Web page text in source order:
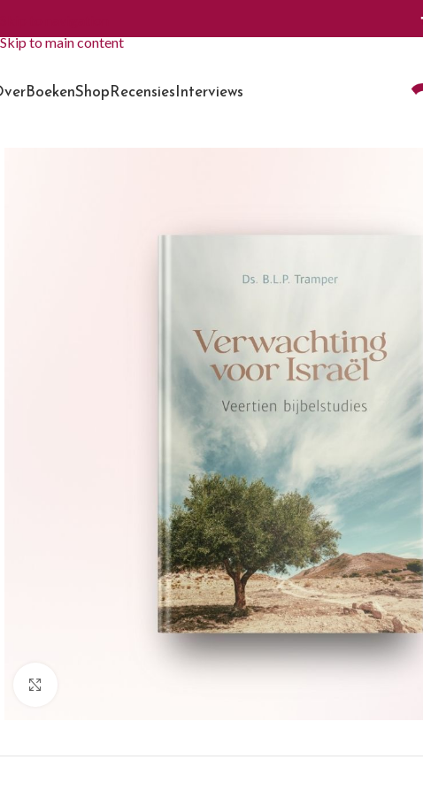
Skip to main content
BoekenShop Recensies Interviews